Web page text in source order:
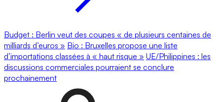
Budget : Berlin veut des coupes « de plusieurs centaines de
milliards d’euros » Bio : Bruxelles propose une liste
d’importations classées à « haut risque » UE/Philippines : les
discussions commerciales pourraient se conclure
prochainement